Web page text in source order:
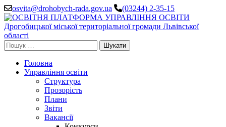
Перейти
до
вмісту
(натисніть
Enter)
osvita@drohobych-rada.gov.ua (03244) 2-35-15
Пошук:
Головна
Управління освіти
Структура
Прозорість
Плани
Звіти
Вакансії